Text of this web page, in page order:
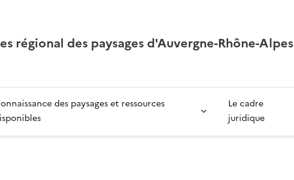
régional des paysages d'Auvergne-Rhône-Alpes
des paysages et ressources
Le cadre
juridique